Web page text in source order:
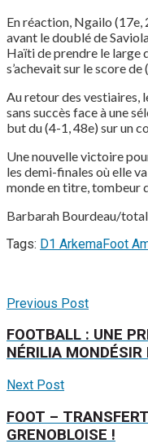
En réaction, Ngailo (17e,
avant le doublé de
Haïti de prendre le large
s’achevait sur le score
Au retour des vestiaires,
sans succès face à une
but du (4-1, 48e) sur un
Une nouvelle victoire
les demi-finales où elle
monde en titre, tombeur
Barbarah Bourdeau/
Tags: D1 ArkemaFoot
Previous Post
FOOTBALL : UNE
NÉRILIA
Next Post
FOOT –
GRENOBLOISE !